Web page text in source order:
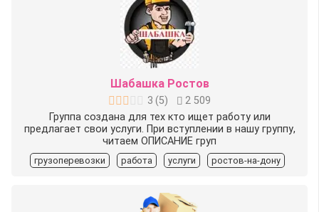
Шабашка Ростов
3 (5)
2 509
Группа создана для тех кто ищет работу или
предлагает свои услуги. При вступлении в нашу группу,
читаем ОПИСАНИЕ груп
грузоперевозки работа услуги ростов-на-дону